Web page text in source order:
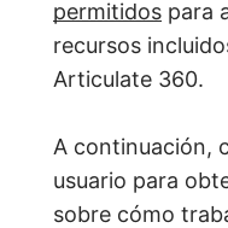
permitidos para
recursos
Articulate 360.
A continuación,
usuario para
sobre cómo